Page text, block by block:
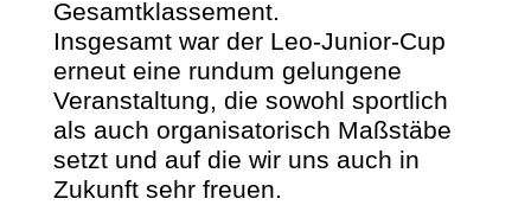
Gesamtklassement.
Insgesamt war der Leo-Junior-Cup
erneut eine rundum gelungene
Veranstaltung, die sowohl sportlich
als auch organisatorisch Maßstäbe
setzt und auf die wir uns auch in
Zukunft sehr freuen.